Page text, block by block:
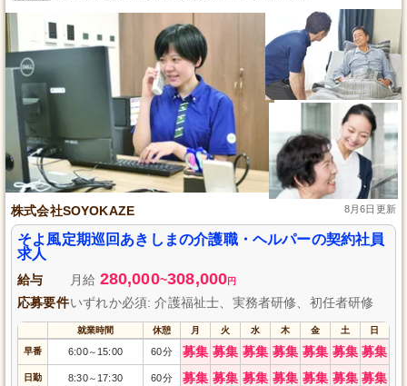
株式会社SOYOKAZE 8月6日更新
そよ風定期巡回あきしまの介護職・ヘルパーの契約社員
求人
給与 月給 280,000~308,000円
応募要件いずれか必須: 介護福祉士、実務者研修、初任者研修
就業時間 休憩 月 火 水 木 金 土 日
早番 6:00～ 15:00 60分 募集 募集 募集 募集 募集 募集 募集
日勤 8:30～ 17:30 60分 募集 募集 募集 募集 募集 募集 募集